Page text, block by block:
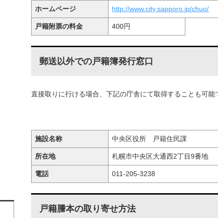
ホームページ http://www.city.sapporo.jp/chuo/
戸籍附票の料金 400円
郵送以外での戸籍簿発行窓口
直接取りに行ける場合、下記の庁舎にて取得することも可能
施設名称 中央区役所 戸籍住民課
所在地 札幌市中央区大通西2丁目9番地
電話 011-205-3238
戸籍謄本の取り寄せ方法